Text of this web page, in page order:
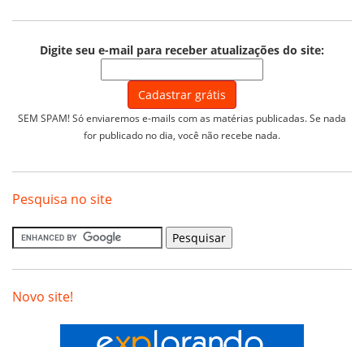
Digite seu e-mail para receber atualizações do site:
SEM SPAM! Só enviaremos e-mails com as matérias publicadas. Se nada
for publicado no dia, você não recebe nada.
Pesquisa no site
Novo site!